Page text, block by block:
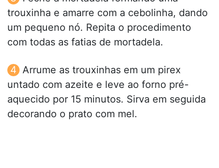
trouxinha e amarre com a cebolinha, dando
um pequeno nó. Repita o procedimento
com todas as fatias de mortadela.
Arrume as trouxinhas em um pirex
untado com azeite e leve ao forno pré-
aquecido por 15 minutos. Sirva em seguida
decorando o prato com mel.